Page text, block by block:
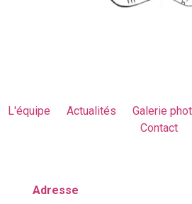
L'équipe Actualités Galerie
Contact
Adresse